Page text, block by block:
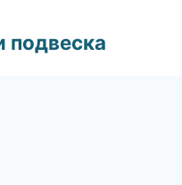
подвеска